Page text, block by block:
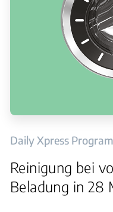
Daily Xpress
Reinigung bei
Beladung in 28